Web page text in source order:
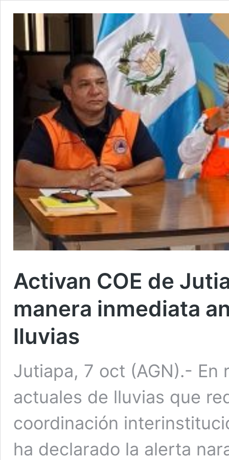
Activan COE de
manera inmediata
lluvias
Jutiapa, 7 oct (AGN).- En
actuales de lluvias que
coordinación
ha declarado la alerta